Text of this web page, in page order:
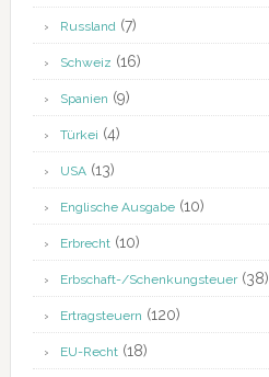
Russland(7)
Schweiz (16)
Spanien (9)
Türkei (4)
USA(13)
Englische Ausgabe(10)
Erbrecht(10)
Erbschaft-/Schenkungsteuer(38)
Ertragsteuern (120)
EU-Recht(18)